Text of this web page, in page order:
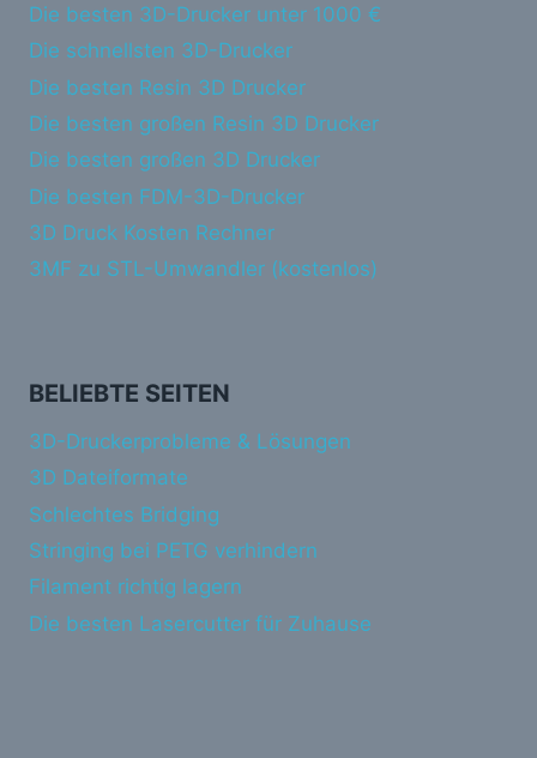
Die besten 3D-Drucker unter 1000 €
Die schnellsten 3D-Drucker
Die besten Resin 3D Drucker
Die besten großen Resin 3D Drucker
Die besten großen 3D Drucker
Die besten FDM-3D-Drucker
3D Druck Kosten Rechner
3MF zu STL-Umwandler (kostenlos)
BELIEBTE SEITEN
3D-Druckerprobleme & Lösungen
3D Dateiformate
Schlechtes Bridging
Stringing bei PETG verhindern
Filament richtig lagern
Die besten Lasercutter für Zuhause